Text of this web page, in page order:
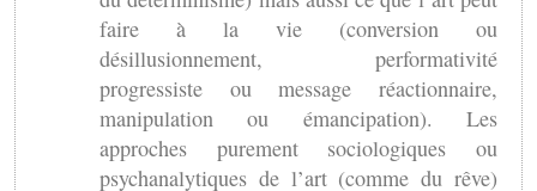
faire à la vie (conversion ou
désillusionnement, performativité
progressiste ou message réactionnaire,
manipulation ou émancipation). Les
approches purement sociologiques ou
psychanalytiques de l’art (comme du rêve)